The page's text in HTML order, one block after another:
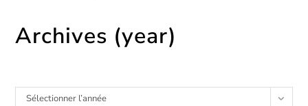
Archives (year)
Sélectionner l’année